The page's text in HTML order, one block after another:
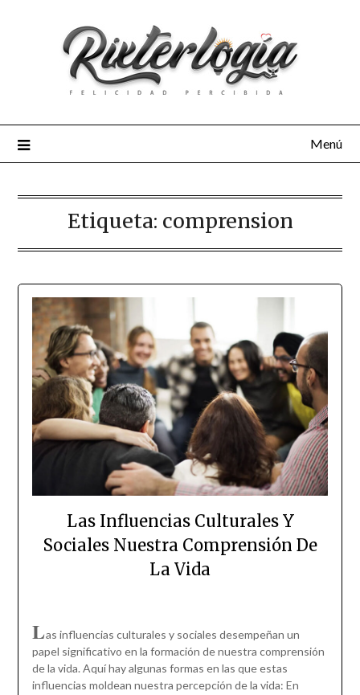
Menú
Etiqueta: comprension
Las Influencias Culturales Y
Sociales Nuestra Comprensión De
La Vida
Las influencias culturales y sociales desempeñan un
papel significativo en la formación de nuestra comprensión
de la vida. Aquí hay algunas formas en las que estas
influencias moldean nuestra percepción de la vida: En